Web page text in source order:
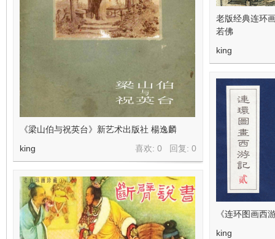
老版经典连环
若佛
king
《梁山伯与祝英台》新艺术出版社 楊逸麟
喜欢: 0 回复: 0
king
《连环图画西
king